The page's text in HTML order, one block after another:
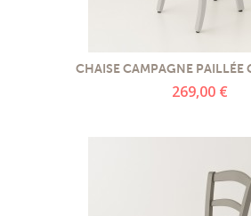
CHAISE CAMPAGNE PAILLÉE
269,00 €